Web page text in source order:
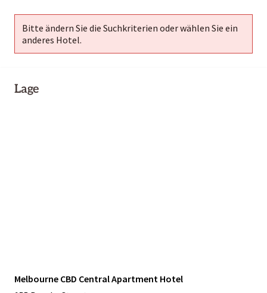
Bitte ändern Sie die Suchkriterien oder wählen Sie ein
anderes Hotel.
Lage
Melbourne CBD Central Apartment Hotel